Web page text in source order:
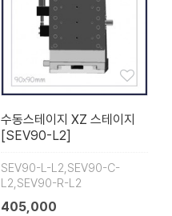
수동스테이지 XZ 스테이지
[SEV90-L2]
SEV90-L-L2,SEV90-C-
L2,SEV90-R-L2
405,000